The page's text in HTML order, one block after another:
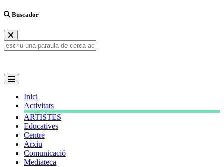
Buscador
Inici
Activitats
ARTISTES
Educatives
Centre
Arxiu
Comunicació
Mediateca